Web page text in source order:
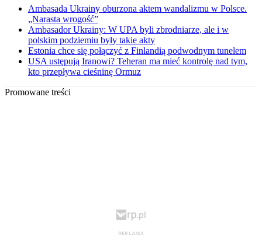
Ambasada Ukrainy oburzona aktem wandalizmu w Polsce.
„Narasta wrogość”
Ambasador Ukrainy: W UPA byli zbrodniarze, ale i w
polskim podziemiu były takie akty
Estonia chce się połączyć z Finlandią podwodnym tunelem
USA ustępują Iranowi? Teheran ma mieć kontrolę nad tym,
kto przepływa cieśninę Ormuz
Promowane treści